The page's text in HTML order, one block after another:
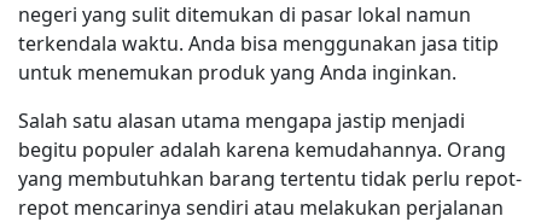
negeri yang sulit ditemukan di pasar lokal namun
terkendala waktu. Anda bisa menggunakan jasa titip
untuk menemukan produk yang Anda inginkan.
Salah satu alasan utama mengapa jastip menjadi
begitu populer adalah karena kemudahannya. Orang
yang membutuhkan barang tertentu tidak perlu repot-
repot mencarinya sendiri atau melakukan perjalanan